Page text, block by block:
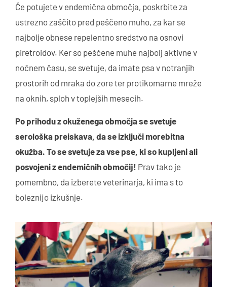
Če potujete v endemična območja, poskrbite za
ustrezno zaščito pred peščeno muho, za kar se
najbolje obnese repelentno sredstvo na osnovi
piretroidov. Ker so peščene muhe najbolj aktivne v
nočnem času, se svetuje, da imate psa v notranjih
prostorih od mraka do zore ter protikomarne mreže
na oknih, sploh v toplejših mesecih.
Po prihodu z okuženega območja se svetuje
serološka preiskava, da se izključi morebitna
okužba. To se svetuje za vse pse, ki so kupljeni ali
posvojeni z endemičnih območij! Prav tako je
pomembno, da izberete veterinarja, ki ima s to
boleznijo izkušnje.